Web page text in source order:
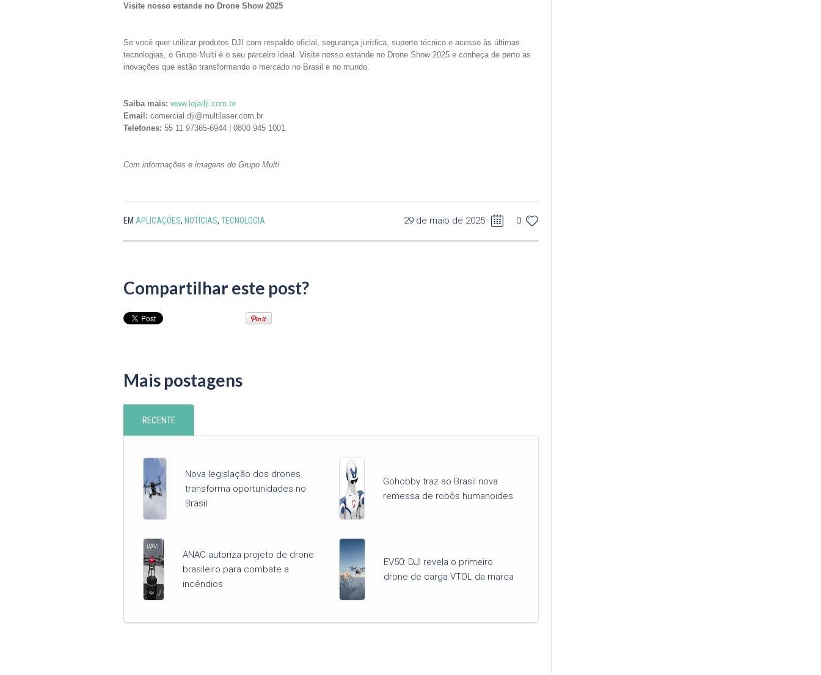
Visite nosso estande no Drone Show 2025
Se você quer utilizar produtos DJI com respaldo oficial, segurança jurídica, suporte técnico e acesso às últimas
tecnologias, o Grupo Multi é o seu parceiro ideal. Visite nosso estande no Drone Show 2025 e conheça de perto as
inovações que estão transformando o mercado no Brasil e no mundo.
Saiba mais: www.lojadji.com.br
Email: comercial.dji@multilaser.com.br
Telefones: 55 11 97365-6944 | 0800 945 1001
Com informações e imagens do Grupo Multi
29 de maio de 2025 0
EM APLICAÇÕES, NOTÍCIAS, TECNOLOGIA
Compartilhar este post?
Mais postagens
RECENTE
Nova legislação dos drones
transforma oportunidades no
Brasil
Gohobby traz ao Brasil nova
remessa de robôs humanoides
ANAC autoriza projeto de drone
brasileiro para combate a
incêndios
EV50: DJI revela o primeiro
drone de carga VTOL da marca